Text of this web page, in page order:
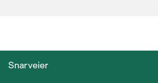
Snarveier